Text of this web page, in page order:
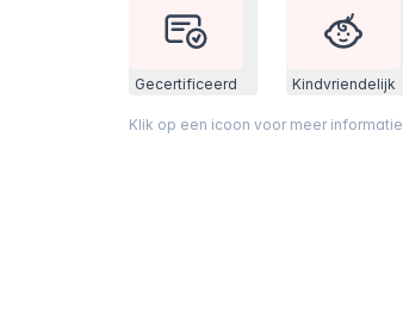
Gecertificeerd Kindvriendelijk
Klik op een icoon voor meer informatie